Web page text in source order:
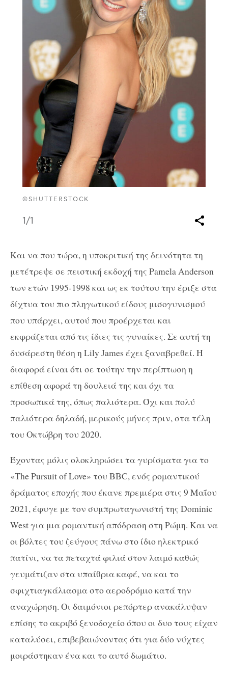
©SHUTTERSTOCK
1/1
Και να που τώρα, η υποκριτική της δεινότητα τη
μετέτρεψε σε πειστική εκδοχή της Pamela Anderson
των ετών 1995-1998 και ως εκ τούτου την έριξε στα
δίχτυα του πιο πληγωτικού είδους μισογυνισμού
που υπάρχει, αυτού που προέρχεται και
εκφράζεται από τις ίδιες τις γυναίκες. Σε αυτή τη
δυσάρεστη θέση η Lily James έχει ξαναβρεθεί. Η
διαφορά είναι ότι σε τούτην την περίπτωση η
επίθεση αφορά τη δουλειά της και όχι τα
προσωπικά της, όπως παλιότερα. Όχι και πολύ
παλιότερα δηλαδή, μερικούς μήνες πριν, στα τέλη
του Οκτώβρη του 2020.
Έχοντας μόλις ολοκληρώσει τα γυρίσματα για το
«The Pursuit of Love» του BBC, ενός ρομαντικού
δράματος εποχής που έκανε πρεμιέρα στις 9 Μαΐου
2021, έφυγε με τον συμπρωταγωνιστή της Dominic
West για μια ρομαντική απόδραση στη Ρώμη. Και να
οι βόλτες του ζεύγους πάνω στο ίδιο ηλεκτρικό
πατίνι, να τα πεταχτά φιλιά στον λαιμό καθώς
γευμάτιζαν στα υπαίθρια καφέ, να και το
σφιχτιαγκάλιασμα στο αεροδρόμιο κατά την
αναχώρηση. Οι δαιμόνιοι ρεπόρτερ ανακάλυψαν
επίσης το ακριβό ξενοδοχείο όπου οι δυο τους είχαν
καταλύσει, επιβεβαιώνοντας ότι για δύο νύχτες
μοιράστηκαν ένα και το αυτό δωμάτιο.